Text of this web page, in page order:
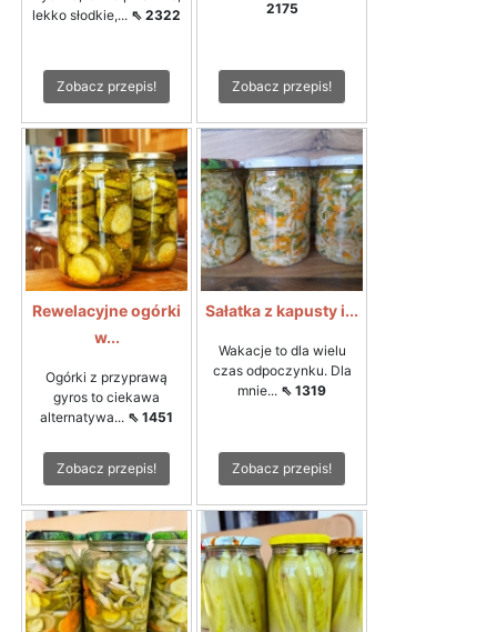
lekko słodkie,... ⇖ 2322
Zobacz przepis!
2175
Zobacz przepis!
Rewelacyjne ogórki
w...
Ogórki z przyprawą
gyros to ciekawa
alternatywa... ⇖ 1451
Zobacz przepis!
Sałatka z kapusty i...
Wakacje to dla wielu
czas odpoczynku. Dla
mnie... ⇖ 1319
Zobacz przepis!